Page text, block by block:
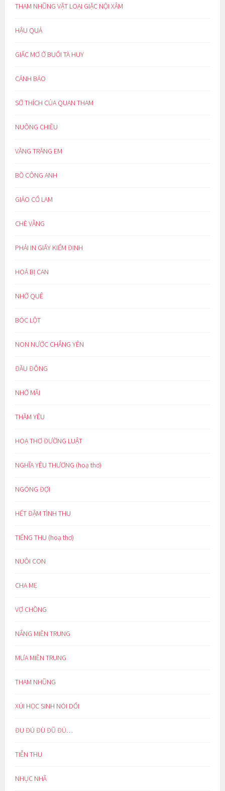
THAM NHŨNG VẶT LOẠI GIẶC NỘI XÂM
HẬU QUẢ
GIẤC MƠ Ở BUỔI TÀ HUY
CẢNH BÁO
SỞ THÍCH CỦA QUAN THAM
NUÔNG CHIỀU
VẦNG TRĂNG EM
BỒ CÔNG ANH
GIẢO CỔ LAM
CHÈ VẰNG
PHẢI IN GIẤY KIỂM ĐỊNH
HOÁ BỊ CAN
NHỚ QUÊ
BÓC LỘT
NON NƯỚC CHẲNG YÊN
ĐẦU ĐÔNG
NHỚ MÃI
THẦM YÊU
HOẠ THƠ ĐƯỜNG LUẬT
NGHĨA YÊU THƯƠNG (hoạ thơ)
NGÓNG ĐỢI
HẾT ĐẬM TÌNH THU
TIẾNG THU (hoạ thơ)
NUÔI CON
CHA MẸ
VỢ CHỒNG
NẮNG MIỀN TRUNG
MƯA MIỀN TRUNG
THAM NHŨNG
XÚI HỌC SINH NÓI DỐI
ĐU ĐÚ ĐÙ ĐŨ ĐỦ…
TIỄN THU
NHỤC NHÃ